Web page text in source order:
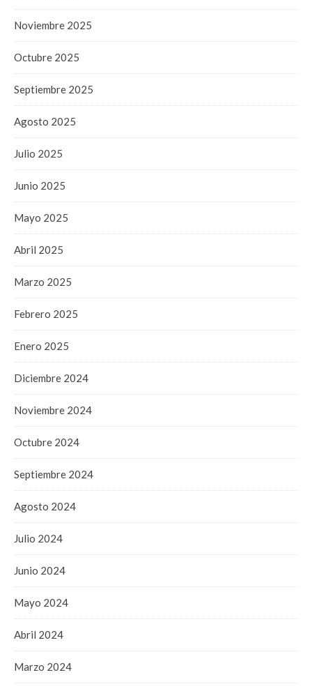
Noviembre 2025
Octubre 2025
Septiembre 2025
Agosto 2025
Julio 2025
Junio 2025
Mayo 2025
Abril 2025
Marzo 2025
Febrero 2025
Enero 2025
Diciembre 2024
Noviembre 2024
Octubre 2024
Septiembre 2024
Agosto 2024
Julio 2024
Junio 2024
Mayo 2024
Abril 2024
Marzo 2024